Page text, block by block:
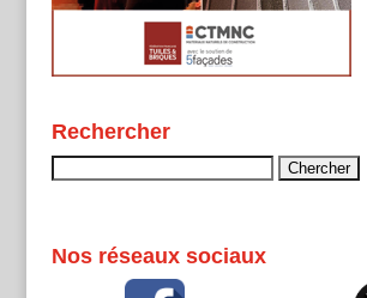
Rechercher
Nos réseaux sociaux